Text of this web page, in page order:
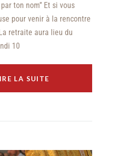
ton nom” Et si vous
pour venir à la rencontre
retraite aura lieu du
10
LA SUITE